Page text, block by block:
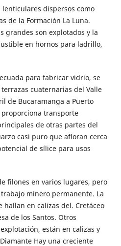
dispersos como
de la Formación La Luna.
grandes son explotados y la
en hornos para ladrillo,
para fabricar vidrio, se
cuaternarias del Valle
de Bucaramanga a Puerto
proporciona transporte
de otras partes del
casi puro que afloran cerca
de sílice para usos
filones en varios lugares, pero
minero permanente. La
hallan en calizas del. Cretáceo
de los Santos. Otros
están en calizas y
Hay una creciente